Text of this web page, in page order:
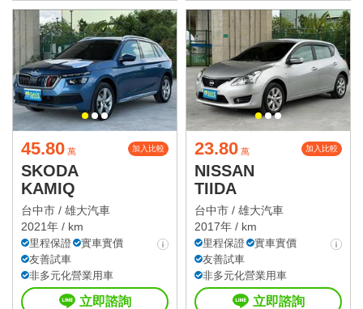
45.80 萬 加入比較
SKODA
KAMIQ
台中市 / 雄大汽車
2021年 / km
里程保證
實車實價
友善試車
非多元化營業用車
立即諮詢
23.80 萬 加入比較
NISSAN
TIIDA
台中市 / 雄大汽車
2017年 / km
里程保證
實車實價
友善試車
非多元化營業用車
立即諮詢